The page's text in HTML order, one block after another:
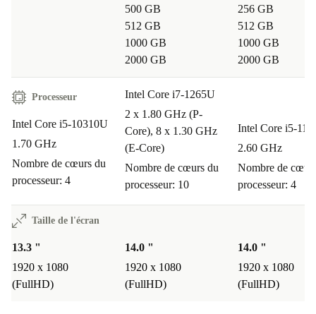
500 GB
512 GB
1000 GB
2000 GB
256 GB
512 GB
1000 GB
2000 GB
Processeur
Intel Core i5-10310U
1.70 GHz
Nombre de cœurs du
processeur: 4
Intel Core i7-1265U
2 x 1.80 GHz (P-
Core), 8 x 1.30 GHz
(E-Core)
Nombre de cœurs du
processeur: 10
Intel Core i5-
2.60 GHz
Nombre de
processeur: 4
Taille de l'écran
13.3 "
1920 x 1080
(FullHD)
14.0 "
1920 x 1080
(FullHD)
14.0 "
1920 x 1080
(FullHD)